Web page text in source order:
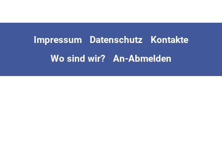
Impressum Datenschutz
Kontakte
Wo sind wir?
An-Abmelden